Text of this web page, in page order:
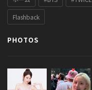
Flashback
PHOTOS